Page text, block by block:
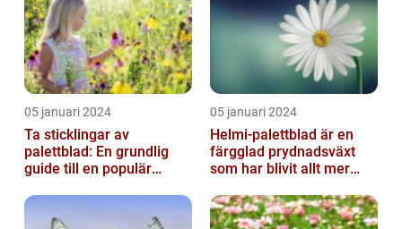
05 januari 2024
Ta sticklingar av
palettblad: En grundlig
guide till en populär
05 januari 2024
Helmi-palettblad är en
färgglad prydnadsväxt
som har blivit allt mer
trädgårdsentusias...